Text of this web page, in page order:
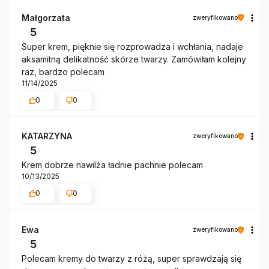
Małgorzata zweryfikowano
5
Super krem, pięknie się rozprowadza i wchłania, nadaje
aksamitną delikatność skórze twarzy. Zamówiłam kolejny
raz, bardzo polecam
11/14/2025
0
0
KATARZYNA zweryfikowano
5
Krem dobrze nawilża ładnie pachnie polecam
10/13/2025
0
0
Ewa zweryfikowano
5
Polecam kremy do twarzy z różą, super sprawdzają się